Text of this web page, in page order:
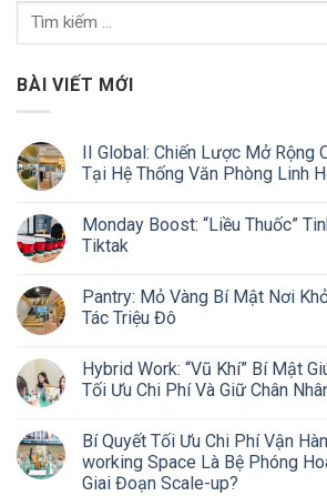
BÀI VIẾT MỚI
II Global: Chiến Lược Mở Rộng
Tại Hệ Thống Văn Phòng Linh
Monday Boost: “Liều Thuốc”
Tiktak
Pantry: Mỏ Vàng Bí Mật Nơi
Tác Triệu Đô
Hybrid Work: “Vũ Khí” Bí Mật
Tối Ưu Chi Phí Và Giữ Chân
Bí Quyết Tối Ưu Chi Phí Vận
working Space Là Bệ Phóng
Giai Đoạn Scale-up?